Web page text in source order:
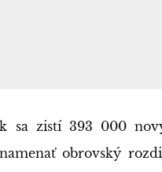
sa zistí 393 000
obrovský